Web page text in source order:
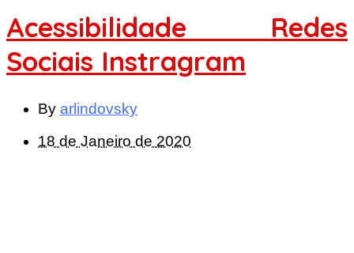
Acessibilidade Redes
Sociais Instragram
By arlindovsky
18 de Janeiro de 2020